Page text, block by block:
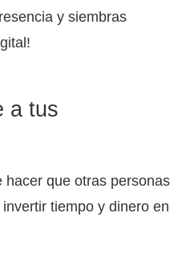
y siembras
a tus
hacer que otras personas
tiempo y dinero en